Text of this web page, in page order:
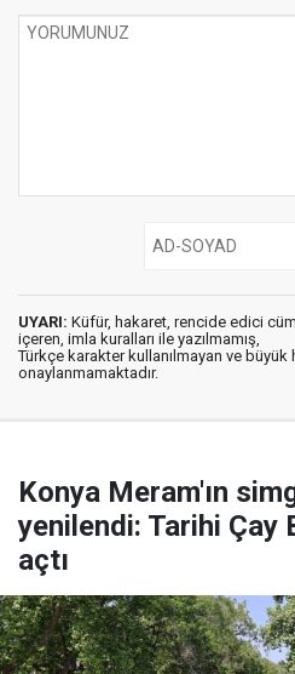
UYARI: Küfür, hakaret, rencide edici
içeren, imla kuralları ile yazılmamış,
Türkçe karakter kullanılmayan ve büyük
onaylanmamaktadır.
Konya Meram'ın
yenilendi: Tarihi Çay
açtı